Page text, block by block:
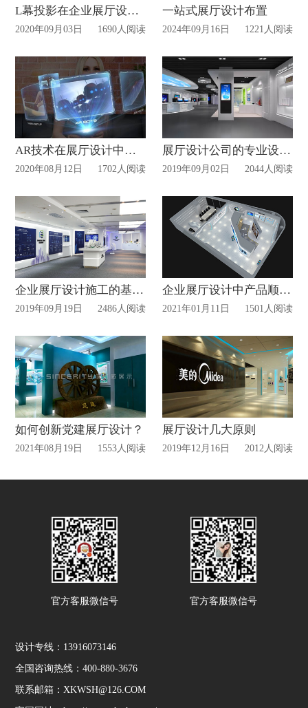
L幕投影在企业展厅设计中的作用
2020年09月03日 1690人阅读
一站式展厅设计布置
2024年09月16日 1221人阅读
AR技术在展厅设计中作用
2020年08月12日 1702人阅读
展厅设计公司的专业设计理念
2019年09月02日 2044人阅读
企业展厅设计施工的基本流程
2019年09月19日 2486人阅读
企业展厅设计中产品顺序如何设计?
2021年01月11日 1501人阅读
如何创新党建展厅设计？
2021年08月19日 1553人阅读
展厅设计几大原则
2019年12月16日 2012人阅读
官方客服微信号 官方客服微信号
设计专线：13916073146
全国咨询热线：400-880-3676
联系邮箱：XKWSH@126.COM